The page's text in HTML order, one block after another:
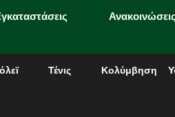
Ανακοινώσεις
Τένις Κολύμβηση